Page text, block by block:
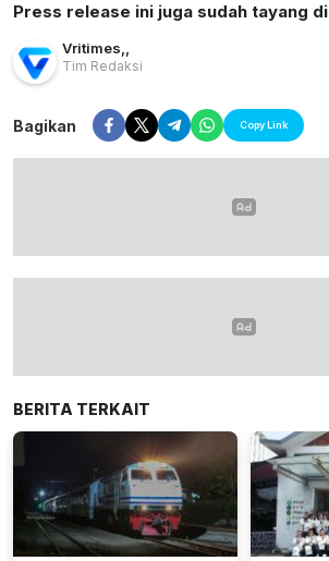
Press release ini juga sudah tayang di
Vritimes
Tim Redaksi
Bagikan Copy Link
BERITA TERKAIT